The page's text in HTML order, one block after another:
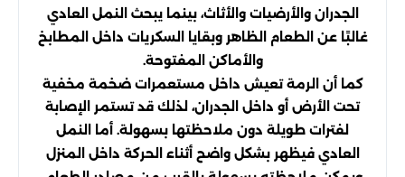
الجدران والأرضيات والأثاث، بينما يبحث النمل العادي
غالبًا عن الطعام الظاهر وبقايا السكريات داخل المطابخ
والأماكن المفتوحة.
كما أن الرمة تعيش داخل مستعمرات ضخمة مخفية
تحت الأرض أو داخل الجدران، لذلك قد تستمر الإصابة
لفترات طويلة دون ملاحظتها بسهولة. أما النمل
العادي فيظهر بشكل واضح أثناء الحركة داخل المنزل